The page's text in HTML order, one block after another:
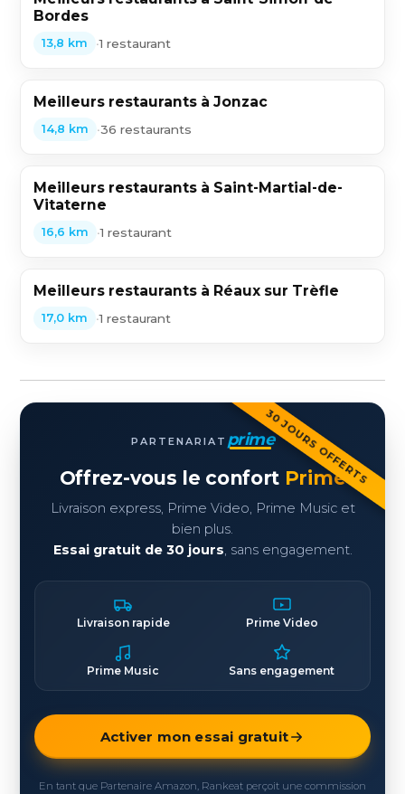
Bordes
13,8 km •1 restaurant
Meilleurs restaurants à Jonzac
14,8 km •36 restaurants
Meilleurs restaurants à Saint-Martial-de-
Vitaterne
16,6 km •1 restaurant
Meilleurs restaurants à Réaux sur Trèfle
17,0 km •1 restaurant
30 JOURS OFFERTS
PARTENARIAT prime
Offrez-vous le confort Prime
Livraison express, Prime Video, Prime Music et
bien plus.
Essai gratuit de 30 jours, sans engagement.
Livraison rapide Prime Video
Prime Music Sans engagement
Activer mon essai gratuit
En tant que Partenaire Amazon, Rankeat perçoit une commission